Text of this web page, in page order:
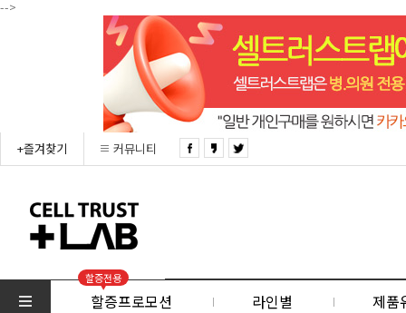
-->
+즐겨찾기 커뮤니티
할증전용
할증프로모션 라인별 제품